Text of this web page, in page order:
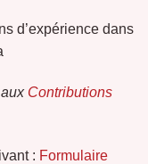
d’expérience dans
Contributions
: Formulaire